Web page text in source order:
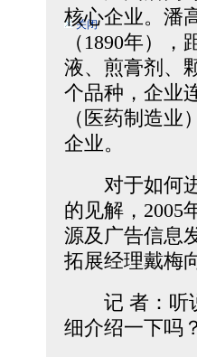
关闭
核心企业。潘
（1890年）
液、煎膏剂、
个品种，企业
（医药制造
企业。
对于如何进
的见解，2005
源及广告信息
拓展经理戴梅
记 者：听说
细介绍一下吗？